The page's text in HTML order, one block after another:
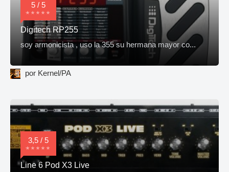
5 / 5
Digitech RP255
soy armonicista , uso la 355 su hermana mayor co...
por Kernel/PA
3,5 / 5
Line 6 Pod X3 Live